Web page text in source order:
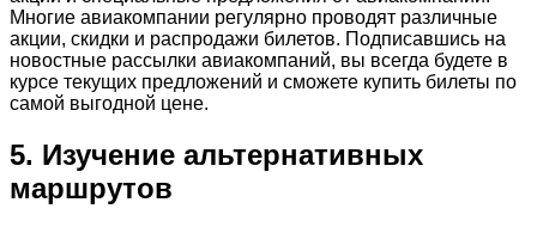
Многие авиакомпании регулярно проводят различные
акции, скидки и распродажи билетов. Подписавшись на
новостные рассылки авиакомпаний, вы всегда будете в
курсе текущих предложений и сможете купить билеты по
самой выгодной цене.
5. Изучение альтернативных
маршрутов